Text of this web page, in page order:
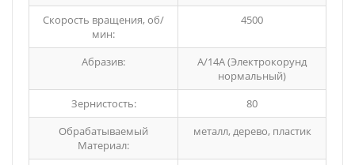
Скорость вращения, об/
мин:
4500
Абразив:
A/14A (Электрокорунд
нормальный)
Зернистость:
80
Обрабатываемый
Материал:
металл, дерево, пластик